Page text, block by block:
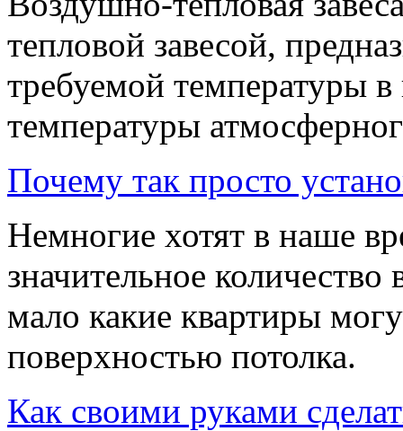
тепловой завесой,
требуемой температуры
температуры
Почему так просто
Немногие хотят в наше
значительное
мало какие квартиры
поверхностью потолка.
Как своими руками